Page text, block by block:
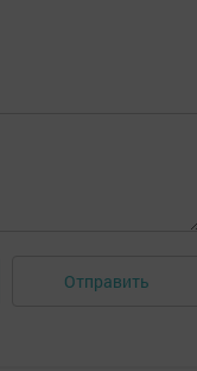
Отправить